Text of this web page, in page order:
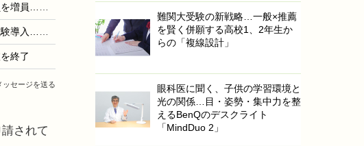
【大学受験2027】京都府立大、募集人員を増員…文学部は一般選抜も拡大
【大学受験2027】獨協大、イブニング試験導入…全国13会場で夕方から試験開始
終了
ッセージを送る
されて
難関大受験の新戦略…一般×推薦
を賢く併願する高校1、2年生か
らの「複線設計」
眼科医に聞く、子供の学習環境と
光の関係…目・姿勢・集中力を整
えるBenQのデスクライト
「MindDuo 2」